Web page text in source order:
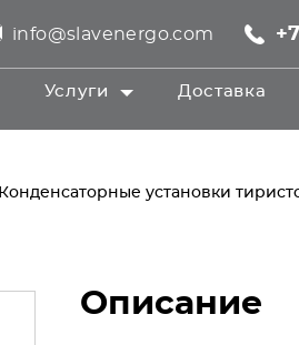
info@slavenergo.com
Услуги Доставка
Конденсаторные установки
Описание